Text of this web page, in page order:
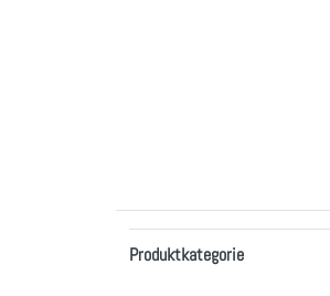
Produktkategorie